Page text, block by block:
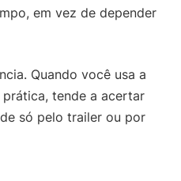
em vez de depender
Quando você usa a
tende a acertar
só pelo trailer ou por